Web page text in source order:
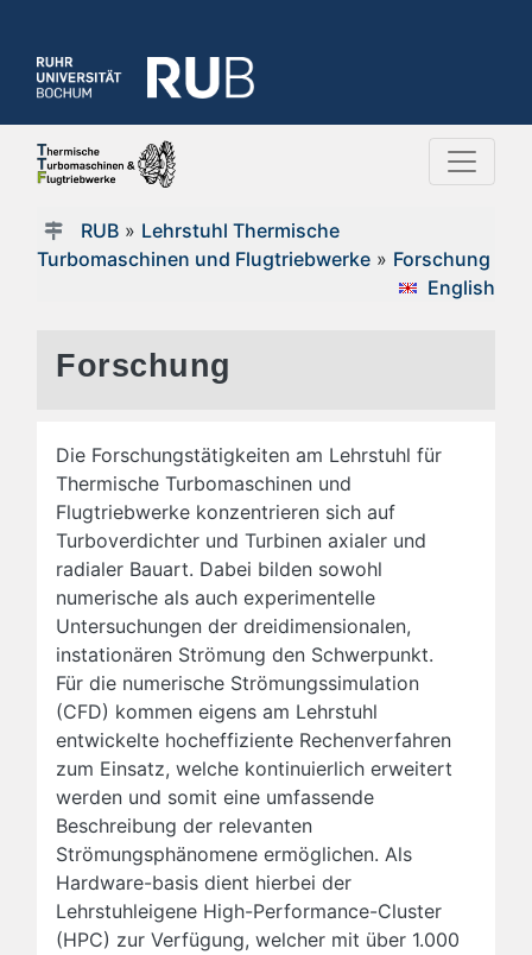
RUB» Lehrstuhl Thermische
Turbomaschinen und Flugtriebwerke » Forschung
English
Forschung
Die Forschungstätigkeiten am Lehrstuhl für
Thermische Turbomaschinen und
Flugtriebwerke konzentrieren sich auf
Turboverdichter und Turbinen axialer und
radialer Bauart. Dabei bilden sowohl
numerische als auch experimentelle
Untersuchungen der dreidimensionalen,
instationären Strömung den Schwerpunkt.
Für die numerische Strömungssimulation
(CFD) kommen eigens am Lehrstuhl
entwickelte hocheffiziente Rechenverfahren
zum Einsatz, welche kontinuierlich erweitert
werden und somit eine umfassende
Beschreibung der relevanten
Strömungsphänomene ermöglichen. Als
Hardware-basis dient hierbei der
Lehrstuhleigene High-Performance-Cluster
(HPC) zur Verfügung, welcher mit über 1.000